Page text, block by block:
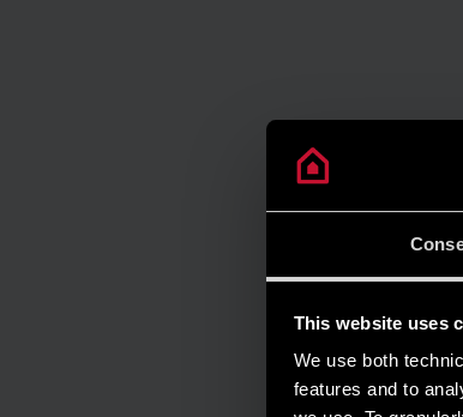
This website uses
We use both
features and to